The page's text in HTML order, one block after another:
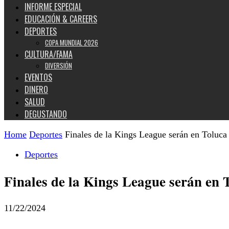
INFORME ESPECIAL
EDUCACIÓN & CAREERS
DEPORTES
COPA MUNDIAL 2026
CULTURA/FAMA
DIVERSIÓN
EVENTOS
DINERO
SALUD
DEGUSTANDO
Home Deportes Finales de la Kings League serán en Toluca
Deportes
Finales de la Kings League serán en
11/22/2024